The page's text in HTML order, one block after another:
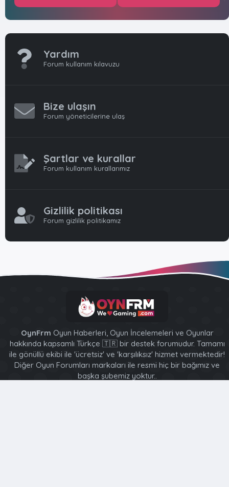
Yardım
Forum kullanım kılavuzu
Bize ulaşın
Forum yöneticilerine ulaş
Şartlar ve kurallar
Forum kullanım kurallarımız
Gizlilik politikası
Forum gizlilik politikamız
OynFrm Oyun Haberleri, Oyun İncelemeleri ve Oyunlar
hakkında kapsamlı Türkçe 🇹🇷 bir destek forumudur. Tamamı
ile gönüllü ekibi ile 'ücretsiz' ve 'karşılıksız' hizmet vermektedir!
Diğer Oyun Forumları markaları ile resmi hiç bir bağımız ve
başka şubemiz yoktur..